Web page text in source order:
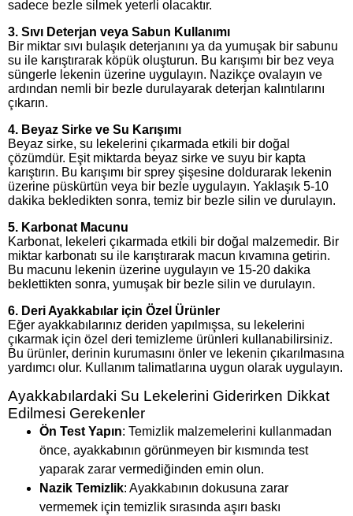
sadece bezle silmek yeterli olacaktır.
3. Sıvı Deterjan veya Sabun Kullanımı
Bir miktar sıvı bulaşık deterjanını ya da yumuşak bir sabunu
su ile karıştırarak köpük oluşturun. Bu karışımı bir bez veya
süngerle lekenin üzerine uygulayın. Nazikçe ovalayın ve
ardından nemli bir bezle durulayarak deterjan kalıntılarını
çıkarın.
4. Beyaz Sirke ve Su Karışımı
Beyaz sirke, su lekelerini çıkarmada etkili bir doğal
çözümdür. Eşit miktarda beyaz sirke ve suyu bir kapta
karıştırın. Bu karışımı bir sprey şişesine doldurarak lekenin
üzerine püskürtün veya bir bezle uygulayın. Yaklaşık 5-10
dakika bekledikten sonra, temiz bir bezle silin ve durulayın.
5. Karbonat Macunu
Karbonat, lekeleri çıkarmada etkili bir doğal malzemedir. Bir
miktar karbonatı su ile karıştırarak macun kıvamına getirin.
Bu macunu lekenin üzerine uygulayın ve 15-20 dakika
beklettikten sonra, yumuşak bir bezle silin ve durulayın.
6. Deri Ayakkabılar için Özel Ürünler
Eğer ayakkabılarınız deriden yapılmışsa, su lekelerini
çıkarmak için özel deri temizleme ürünleri kullanabilirsiniz.
Bu ürünler, derinin kurumasını önler ve lekenin çıkarılmasına
yardımcı olur. Kullanım talimatlarına uygun olarak uygulayın.
Ayakkabılardaki Su Lekelerini Giderirken Dikkat
Edilmesi Gerekenler
Ön Test Yapın: Temizlik malzemelerini kullanmadan
önce, ayakkabının görünmeyen bir kısmında test
yaparak zarar vermediğinden emin olun.
Nazik Temizlik: Ayakkabının dokusuna zarar
vermemek için temizlik sırasında aşırı baskı